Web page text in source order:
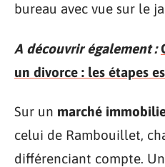
bureau avec vue sur le
A découvrir également :
un divorce : les étapes
Sur un marché
celui de Rambouillet,
différenciant compte.